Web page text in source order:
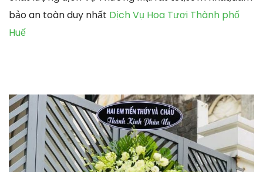
bảo an toàn duy nhất Dịch Vụ Hoa Tươi Thành phố
Huế